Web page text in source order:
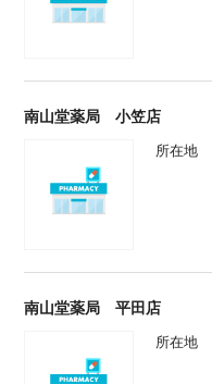
南山堂薬局 小笠店
所在地
南山堂薬局 平田店
所在地